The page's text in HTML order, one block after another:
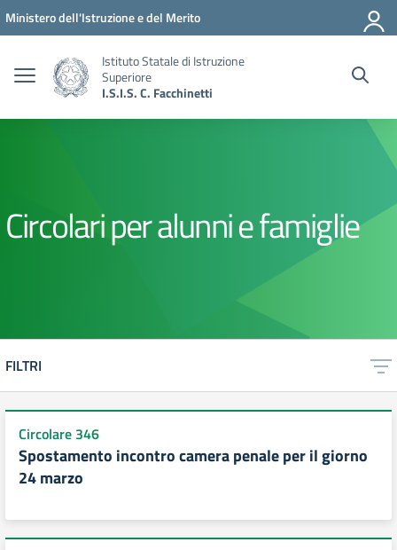
Vai ai contenuti
Vai al menu di navigazione
Vai al footer
Ministero dell'Istruzione e del Merito
Istituto Statale di Istruzione
Superiore
I.S.I.S. C. Facchinetti
Circolari per alunni e famiglie
FILTRI
Circolare 346
Spostamento incontro camera penale per il giorno
24 marzo